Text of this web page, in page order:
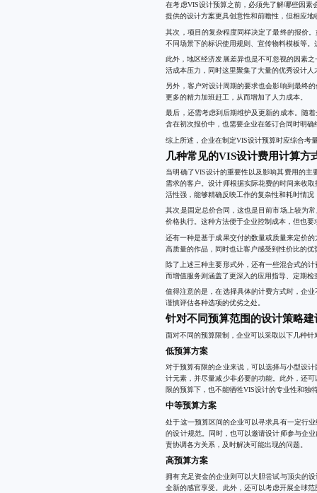
在考虑VIS设计预算之前，必须先了解哪些因
提供的设计方案更具创意性和前瞻性，但相应
其次，项目的复杂程度同样决定了最终的报价
不同场景下的标识使用规则、宣传物料模板等
此外，地区经济发展差异也是不可忽视的因素
活成本压力，同时这里聚集了大量的优秀设计
另外，客户对设计周期的要求也会影响到最终
更多的精力加班赶工，从而增加了人力成本。
最后，还需考虑到后期维护及更新的成本。随
含在初次报价中，也需要企业在签订合同时明确
综上所述，企业在制定VIS设计预算时应综合考
几种常见的VIS设计费用计算方
当明确了VIS设计的重要性以及影响其费用的
需求的客户。设计师根据实际花费的时间来收
活性强，能够精确反映工作的复杂性和耗时情
其次是固定总价合同，这也是目前市场上较为
价格执行。这种方法便于企业控制成本，但也
还有一种是基于成果交付的数量或质量来定价
高质量的作品，同时也让客户感受到性价比的优
除了上述三种主要形式外，还有一些混合式的
而增值服务则涵盖了更深入的应用指导、定期
值得注意的是，在选择具体的计费方式时，企
谨慎评估各种选项的优劣之处。
针对不同预算范围的设计策略建
面对不同的预算限制，企业可以采取以下几种针
低预算方案
对于预算有限的企业来说，可以选择与小型设
计元素，并尽量减少非必要的功能。此外，还
限的预算下，也不能牺牲VIS设计的专业性和独
中等预算方案
处于这一预算区间的企业可以寻求具有一定行
的设计规范。同时，也可以邀请设计师参与企
责协调各方关系，及时解决可能出现的问题。
高预算方案
拥有充足资金的企业则可以大胆尝试与顶尖的
全新的感官享受。此外，还可以考虑开展全球